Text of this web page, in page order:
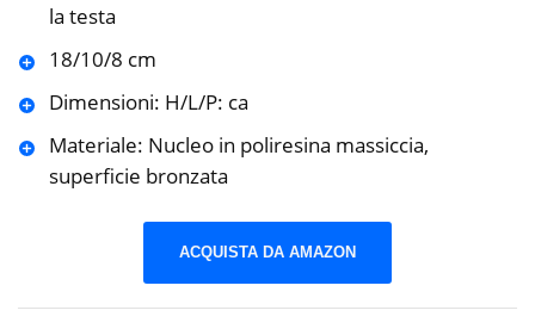
la testa
18/10/8 cm
Dimensioni: H/L/P: ca
Materiale: Nucleo in poliresina massiccia,
superficie bronzata
ACQUISTA DA AMAZON